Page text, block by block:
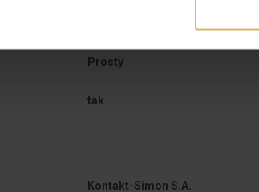
Prosty
tak
Kontakt-Simon S.A.